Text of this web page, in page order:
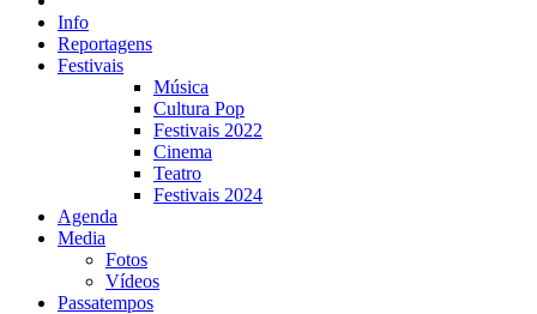
Info
Reportagens
Festivais
Música
Cultura Pop
Festivais 2022
Cinema
Teatro
Festivais 2024
Agenda
Media
Fotos
Vídeos
Passatempos